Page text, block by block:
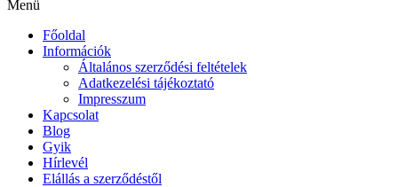
Menü
Főoldal
Információk
Általános szerződési feltételek
Adatkezelési tájékoztató
Impresszum
Kapcsolat
Blog
Gyik
Hírlevél
Elállás a szerződéstől